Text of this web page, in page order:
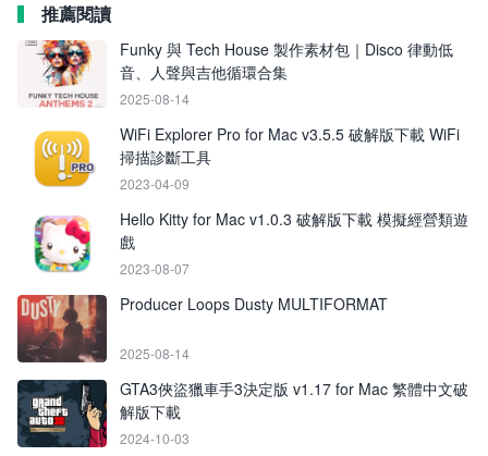
推薦閱讀
Funky 與 Tech House 製作素材包｜Disco 律動低
音、人聲與吉他循環合集
2025-08-14
WiFi Explorer Pro for Mac v3.5.5 破解版下載 WiFi
掃描診斷工具
2023-04-09
Hello Kitty for Mac v1.0.3 破解版下載 模擬經營類遊
戲
2023-08-07
Producer Loops Dusty MULTIFORMAT
2025-08-14
GTA3俠盜獵車手3決定版 v1.17 for Mac 繁體中文破
解版下載
2024-10-03